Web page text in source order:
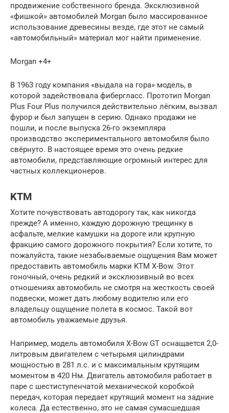
продвижение собственного бренда. Эксклюзивной
«фишкой» автомобилей Morgan было массированное
использование древесины везде, где этот не самый
«автомобильный» материал мог найти применение.
Morgan +4+
В 1963 году компания «выдала на гора» модель, в
которой задействовала фибергласс. Прототип Morgan
Plus Four Plus получился действительно лёгким, вызвал
фурор и был запущен в серию. Однако продажи не
пошли, и после выпуска 26-го экземпляра
производство экспериментального автомобиля было
свёрнуто. В настоящее время это очень редкие
автомобили, представляющие огромный интерес для
частных коллекционеров.
KTM
Хотите почувствовать автодорогу так, как никогда
прежде? А именно, каждую дорожную трещинку в
асфальте, мелкие камушки на дороге или крупную
фракцию самого дорожного покрытия? Если хотите, то
пожалуйста, такие незабываемые ощущения Вам может
предоставить автомобиль марки KTM X-Bow. Этот
гоночный, очень редкий и эксклюзивный во всех
отношениях автомобиль не смотря на жесткость своей
подвески, может дать любому водителю или его
владельцу ощущение полета в космос. Такой вот
автомобиль уважаемые друзья.
Например, модель автомобиля X-Bow GT оснащается 2,0-
литровым двигателем с четырьмя цилиндрами
мощностью в 281 л.с. и с максимальным крутящим
моментом в 420 Нм. Двигатель автомобиля работает в
паре с шестиступенчатой механической коробкой
передач, которая передает крутящий момент на задние
колеса. Да естественно, это не самая сумасшедшая